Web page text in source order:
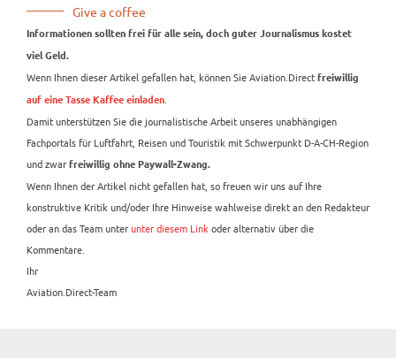
Give a coffee
Informationen sollten frei für alle sein, doch guter Journalismus kostet
viel Geld.
Wenn Ihnen dieser Artikel gefallen hat, können Sie Aviation.Direct freiwillig
auf eine Tasse Kaffee einladen
Damit unterstützen Sie die journalistische Arbeit unseres unabhängigen
Fachportals für Luftfahrt, Reisen und Touristik mit Schwerpunkt D-A-CH-Region
und zwar freiwillig ohne Paywall-Zwang.
Wenn Ihnen der Artikel nicht gefallen hat, so freuen wir uns auf Ihre
konstruktive Kritik und/oder Ihre Hinweise wahlweise direkt an den Redakteur
oder an das Team unterunter diesem Link oder alternativ über die
Kommentare.
Ihr
Aviation.Direct-Team